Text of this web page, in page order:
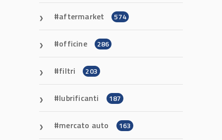
aftermarket 574
officine 286
filtri 203
lubrificanti 187
mercato auto 163